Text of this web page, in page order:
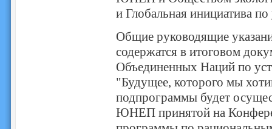
и Глобальная инициатива
Общие руководящие
содержатся в итоговом
Объединенных Наций по
"Будущее, которого мы
подпрограммы будет
ЮНЕП принятой на